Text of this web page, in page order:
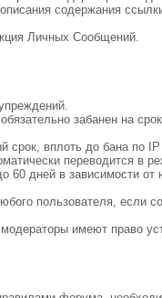
содержания
Личных Сообщений.
забанен на
срок, вплоть до бана по
переводится в
60 дней в зависимости
пользователя,
имеют